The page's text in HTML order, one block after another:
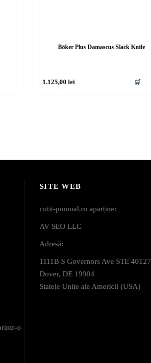
Böker Plus Damascus Slack Knife
1.125,00 lei 🛒
o
SITE WEB
cutit-pumnal.ro aparține:
AV SEO LLC
Adresă:
1111B S Governors Ave STE 40127
Dover, DE 19904
Statele Unite ale Americii (USA)